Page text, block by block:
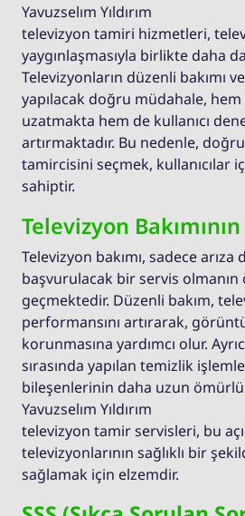
Yavuzselım Yıldırım
televizyon tamiri hizmetleri,
yaygınlaşmasıyla birlikte daha
Televizyonların düzenli bakımı
yapılacak doğru müdahale,
uzatmakta hem de kullanıcı
artırmaktadır. Bu nedenle,
tamircisini seçmek, kullanıcılar
sahiptir.
Televizyon
Televizyon bakımı, sadece arıza
başvurulacak bir servis olmanın
geçmektedir. Düzenli bakım,
performansını artırarak,
korunmasına yardımcı olur.
sırasında yapılan temizlik
bileşenlerinin daha uzun ömürlü
Yavuzselım Yıldırım
televizyon tamir servisleri, bu
televizyonlarının sağlıklı bir
sağlamak için elzemdir.